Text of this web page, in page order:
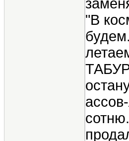
"В